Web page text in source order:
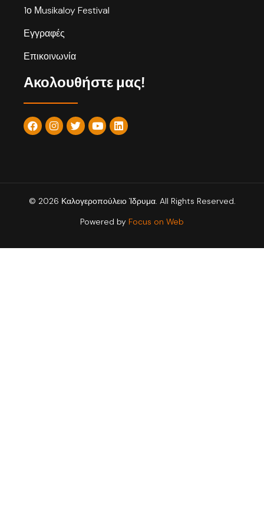
1ο Μusikaloy Festival
Εγγραφές
Επικοινωνία
Ακολουθήστε μας!
© 2026 Καλογεροπούλειο Ίδρυμα. All Rights Reserved.
Powered by Focus on Web